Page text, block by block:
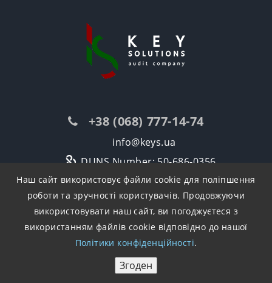
Наш сайт використовує файли cookie для поліпшення
роботи та зручності користувачів. Продовжуючи
використовувати наш сайт, ви погоджуєтеся з
використанням файлів cookie відповідно до нашої
Політики конфіденційності.
Згоден
+38 (068) 777-14-74
info@keys.ua
DUNS Number: 50-686-0356
NCAGE Number: A4FGJ
Карта сайта